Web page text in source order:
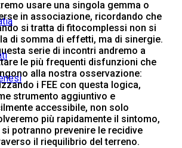
usare una singola gemma o
in associazione, ricordando che
si tratta di fitocomplessi non si
di somma di effetti, ma di sinergie.
serie di incontri andremo a
le più frequenti disfunzioni che
alla nostra osservazione:
i FEE con questa logica,
strumento aggiuntivo e
accessibile, non solo
più rapidamente il sintomo,
potranno prevenire le recidive
il riequilibrio del terreno.